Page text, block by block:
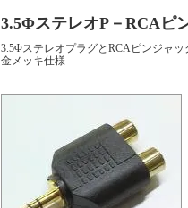
3.5ΦステレオP－RCAピ
3.5ΦステレオプラグとRCAピンジャ
金メッキ仕様